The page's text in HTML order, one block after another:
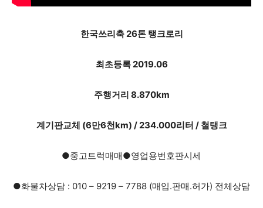
한국쓰리축 26톤 탱크로리
최초등록 2019.06
주행거리 8.870km
계기판교체 (6만6천km) / 234.000리터 / 철탱크
●중고트럭매매●영업용번호판시세
●화물차상담 : 010 – 9219 – 7788 (매입.판매.허가) 전체상담